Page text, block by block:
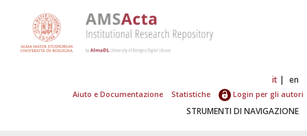
it en
Aiuto e Documentazione Statistiche Login per gli autori
STRUMENTI DI NAVIGAZIONE